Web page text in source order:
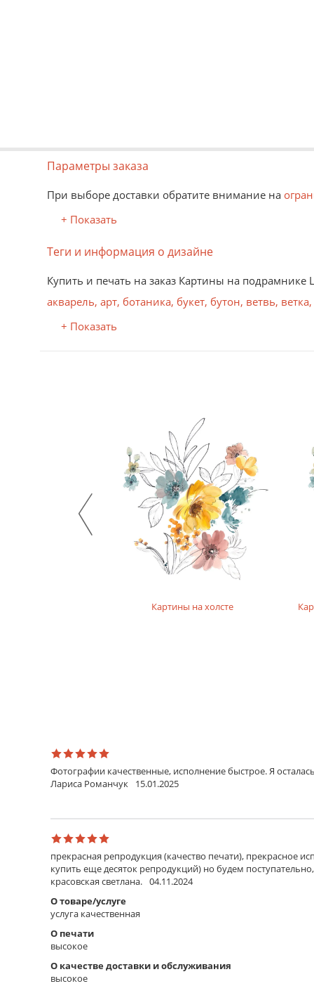
Параметры заказа
При выборе доставки обратите внимание на
+ Показать
Теги и информация о дизайне
Купить и печать на заказ Картины на подрамнике
акварель, арт, ботаника, букет, бутон, ветвь, ветка,
+ Показать
Картины на холсте
Фотографии качественные, исполнение быстрое. Я
Лариса Романчук
15.01.2025
прекрасная репродукция (качество печати), прекрасное
купить еще десяток репродукций) но будем
красовская светлана. 04.11.2024
О товаре/услуге
услуга качественная
О печати
высокое
О качестве доставки и обслуживания
высокое